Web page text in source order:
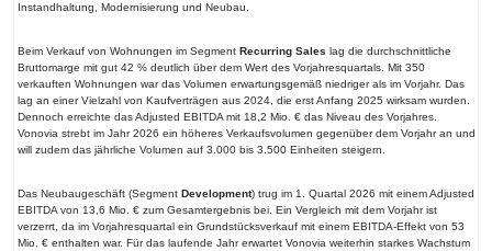
Instandhaltung, Modernisierung und Neubau.
Beim Verkauf von Wohnungen im Segment Recurring Sales lag die durchschnittliche
Bruttomarge mit gut 42 % deutlich über dem Wert des Vorjahresquartals. Mit 350
verkauften Wohnungen war das Volumen erwartungsgemäß niedriger als im Vorjahr. Das
lag an einer Vielzahl von Kaufverträgen aus 2024, die erst Anfang 2025 wirksam wurden.
Dennoch erreichte das Adjusted EBITDA mit 18,2 Mio. € das Niveau des Vorjahres.
Vonovia strebt im Jahr 2026 ein höheres Verkaufsvolumen gegenüber dem Vorjahr an und
will zudem das jährliche Volumen auf 3.000 bis 3.500 Einheiten steigern.
Das Neubaugeschäft (Segment Development) trug im 1. Quartal 2026 mit einem Adjusted
EBITDA von 13,6 Mio. € zum Gesamtergebnis bei. Ein Vergleich mit dem Vorjahr ist
verzerrt, da im Vorjahresquartal ein Grundstücksverkauf mit einem EBITDA-Effekt von 53
Mio. € enthalten war. Für das laufende Jahr erwartet Vonovia weiterhin starkes Wachstum